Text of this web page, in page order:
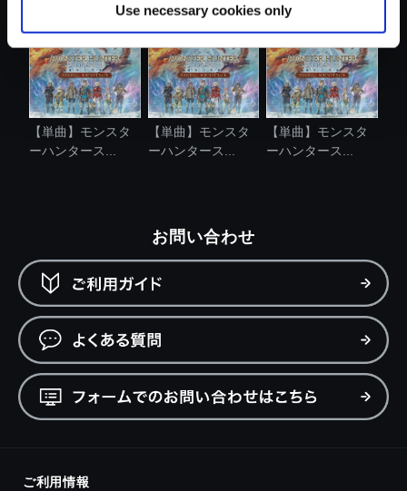
Use necessary cookies only
【単曲】モンスタ
ーハンタース...
【単曲】モンスタ
ーハンタース...
【単曲】モンスタ
ーハンタース...
お問い合わせ
ご利用情報